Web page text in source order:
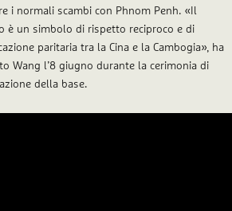
i normali scambi con Phnom Penh. «Il
è un simbolo di rispetto reciproco e di
paritaria tra la Cina e la Cambogia», ha
Wang l’8 giugno durante la cerimonia di
della base.